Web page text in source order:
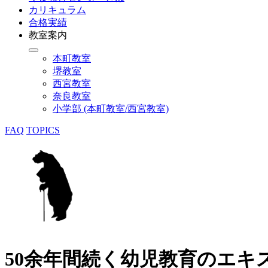
カリキュラム
合格実績
教室案内
本町教室
堺教室
西宮教室
奈良教室
小学部 (本町教室/西宮教室)
FAQ TOPICS
50余年間続く幼児教育のエキ